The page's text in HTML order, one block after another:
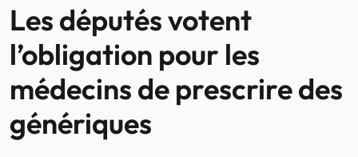
Les députés votent
l’obligation pour les
médecins de prescrire des
génériques